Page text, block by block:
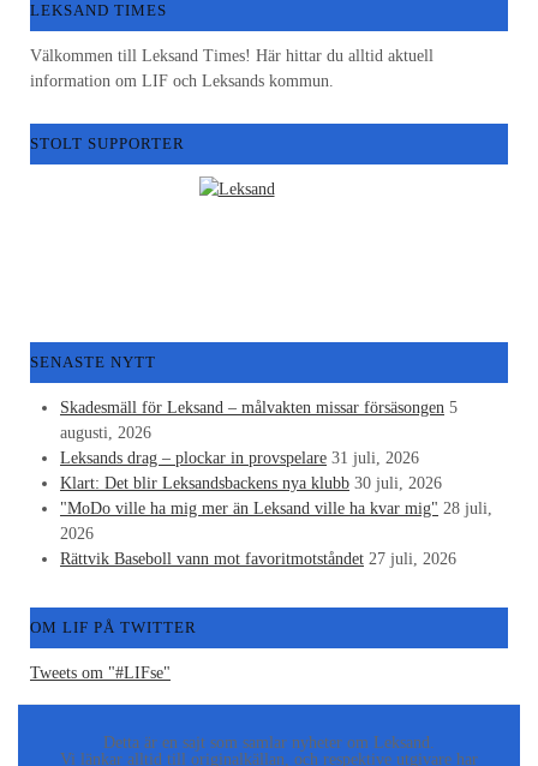
LEKSAND TIMES
Välkommen till Leksand Times! Här hittar du alltid aktuell
information om LIF och Leksands kommun.
STOLT SUPPORTER
SENASTE NYTT
Skadesmäll för Leksand – målvakten missar försäsongen 5
augusti, 2026
Leksands drag – plockar in provspelare 31 juli, 2026
Klart: Det blir Leksandsbackens nya klubb 30 juli, 2026
"MoDo ville ha mig mer än Leksand ville ha kvar mig" 28 juli,
2026
Rättvik Baseboll vann mot favoritmotståndet 27 juli, 2026
OM LIF PÅ TWITTER
Tweets om "#LIFse"
Detta är en sajt som samlar nyheter om Leksand.
Vi länkar alltid till originalkällan, och respektive utgivare har